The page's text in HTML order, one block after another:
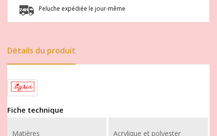
Peluche expédiée le jour-même
Détails du produit
Fiche technique
Matières Acrylique et polyester